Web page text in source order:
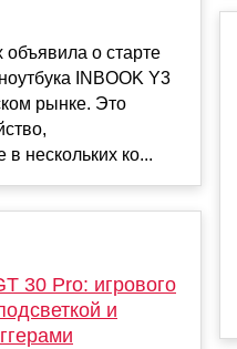
о старте
INBOOK Y3
рынке. Это
в нескольких ко...
30 Pro: игрового
и